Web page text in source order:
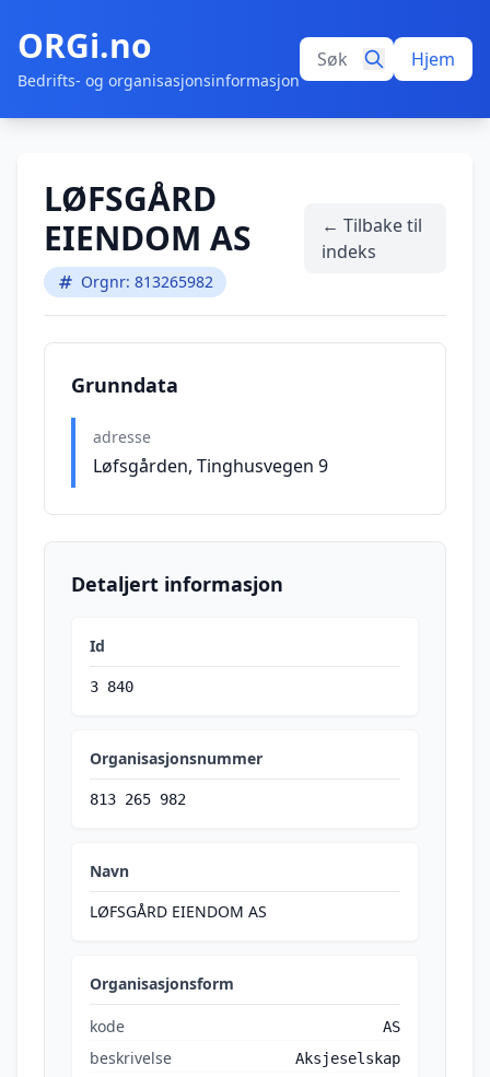
ORGi.no
Bedrifts- og organisasjonsinformasjon
Hjem
LØFSGÅRD
EIENDOM AS
Orgnr: 813265982
← Tilbake til
indeks
Grunndata
adresse
Løfsgården, Tinghusvegen 9
Detaljert informasjon
Id
3 840
Organisasjonsnummer
813 265 982
Navn
LØFSGÅRD EIENDOM AS
Organisasjonsform
kode AS
beskrivelse Aksjeselskap